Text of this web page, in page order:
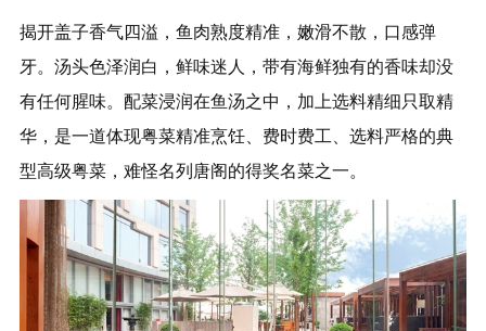
揭开盖子香气四溢，鱼肉熟度精准，嫩滑不散，口感弹
牙。汤头色泽润白，鲜味迷人，带有海鲜独有的香味却没
有任何腥味。配菜浸润在鱼汤之中，加上选料精细只取精
华，是一道体现粤菜精准烹饪、费时费工、选料严格的典
型高级粤菜，难怪名列唐阁的得奖名菜之一。